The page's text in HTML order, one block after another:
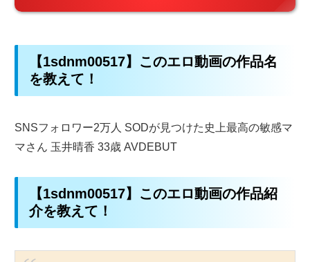
【1sdnm00517】このエロ動画の作品名
を教えて！
SNSフォロワー2万人 SODが見つけた史上最高の敏感マ
マさん 玉井晴香 33歳 AVDEBUT
【1sdnm00517】このエロ動画の作品紹
介を教えて！